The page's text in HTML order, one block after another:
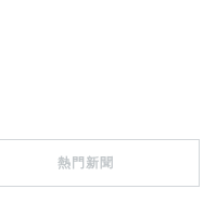
熱門新聞